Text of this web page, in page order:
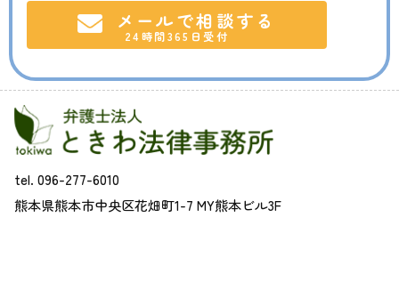
メールで相談する
24時間365日受付
tel. 096-277-6010
熊本県熊本市中央区花畑町1-7 MY熊本ビル3F